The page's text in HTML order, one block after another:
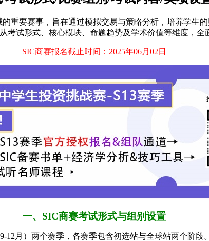
的重要赛事，旨在通过模拟交易与策略分析，培养学
试形式、核心模块、命题趋势及学术价值等维度，全
SIC商赛报名截止时间：2025年06月02日
一、SIC商赛考试形式与组别设置
12月）两个赛季，各赛季包含初选站与全球站两个阶段